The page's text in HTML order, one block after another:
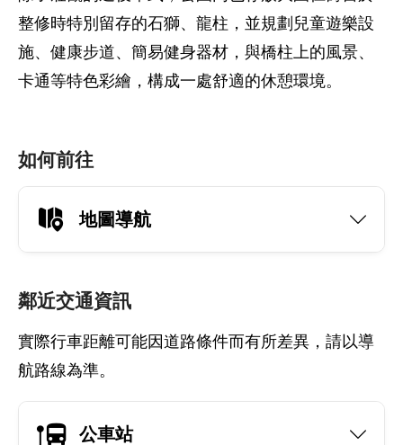
整修時特別留存的石獅、龍柱，並規劃兒童遊樂設
施、健康步道、簡易健身器材，與橋柱上的風景、
卡通等特色彩繪，構成一處舒適的休憩環境。
如何前往
地圖導航
鄰近交通資訊
實際行車距離可能因道路條件而有所差異，請以導
航路線為準。
公車站